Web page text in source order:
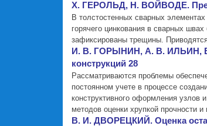
Х. ГЕРОЛЬД, Н. ВОЙВОДЕ.
В толстостенных сварных
горячего цинкования в сварных
зафиксированы трещины.
И. В. ГОРЫНИН, А. В. ИЛЬИН,
конструкций 28
Рассматриваются проблемы
постоянном учете в процессе
конструктивного оформления узлов
методов оценки хрупкой прочности и
В. И. ДВОРЕЦКИЙ. Оценка